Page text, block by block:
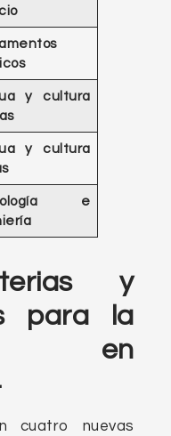
y cultura
y cultura
e
y
para la
en
cuatro nuevas